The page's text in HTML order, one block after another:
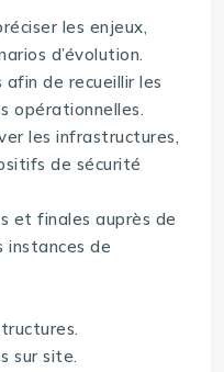
les enjeux,
d’évolution.
de recueillir les
opérationnelles.
les infrastructures,
de sécurité
et finales auprès de
instances de
sur site.